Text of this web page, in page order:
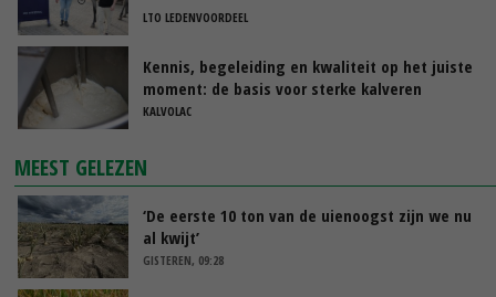
LTO LEDENVOORDEEL
Kennis, begeleiding en kwaliteit op het juiste
moment: de basis voor sterke kalveren
KALVOLAC
MEEST GELEZEN
‘De eerste 10 ton van de uienoogst zijn we nu
al kwijt’
GISTEREN, 09:28